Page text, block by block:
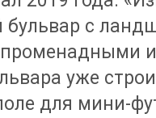
с
уже
для мини-